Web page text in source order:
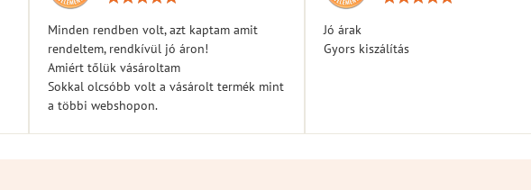
/
5
Minden rendben volt, azt kaptam amit
rendeltem, rendkívül jó áron!
Amiért tőlük vásároltam
Sokkal olcsóbb volt a vásárolt termék mint
a többi webshopon.
Jó árak
Gyors kiszálítás